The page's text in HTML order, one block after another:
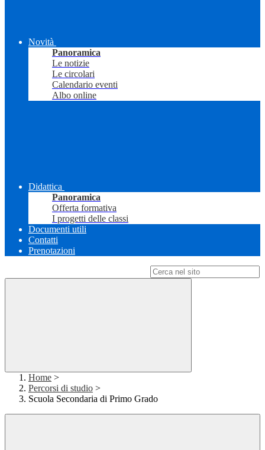
Novità
Panoramica
Le notizie
Le circolari
Calendario eventi
Albo online
Didattica
Panoramica
Offerta formativa
I progetti delle classi
Documenti utili
Contatti
Prenotazioni
Home >
Percorsi di studio >
Scuola Secondaria di Primo Grado